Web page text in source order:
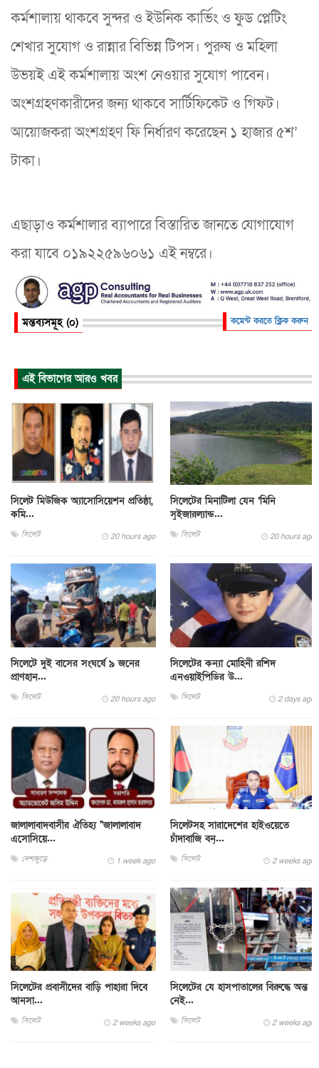
কর্মশালায় থাকবে সুন্দর ও ইউনিক কার্ভিং ও ফুড প্লেটিং
শেখার সুযোগ ও রান্নার বিভিন্ন টিপস। পুরুষ ও মহিলা
উভয়ই এই কর্মশালায় অংশ নেওয়ার সুযোগ পাবেন।
অংশগ্রহণকারীদের জন্য থাকবে সার্টিফিকেট ও গিফট।
আয়োজকরা অংশগ্রহণ ফি নির্ধারণ করেছেন ১ হাজার ৫শ’
টাকা।
এছাড়াও কর্মশালার ব্যাপারে বিস্তারিত জানতে যোগাযোগ
করা যাবে ০১৯২২৫৯৬০৬১ এই নম্বরে।
মন্তব্যসমূহ (০) কমেন্ট করতে ক্লিক করুন
এই বিভাগের আরও খবর
সিলেট মিউজিক অ্যাসোসিয়েশন প্রতিষ্ঠা,
কমি...
সিলেট 20 hours ago
সিলেটের মিনাটিলা যেন ‘মিনি
সুইজারল্যান্ড...
সিলেট 20 hours ago
সিলেটে দুই বাসের সংঘর্ষে ৯ জনের
প্রাণহান...
সিলেট 20 hours ago
সিলেটের কন্যা মোহিনী রশিদ
এনওয়াইপিডির উ...
সিলেট 2 days ago
জালালাবাদবাসীর ঐতিহ্য "জালালাবাদ
এসোসিয়ে...
দেশজুড়ে 1 week ago
সিলেটসহ সারাদেশের হাইওয়েতে
চাঁদাবাজি বন্...
সিলেট 2 weeks ago
সিলেটের প্রবাসীদের বাড়ি পাহারা দিবে
আনসা...
সিলেট 2 weeks ago
সিলেটের যে হাসপাতালের বিরুদ্ধে অন্ত
নেই...
সিলেট 2 weeks ago